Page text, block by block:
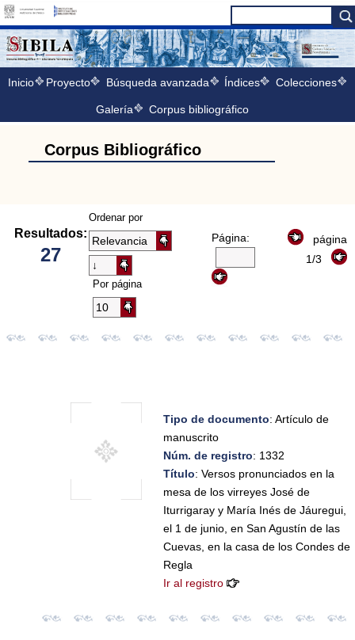
Inicio Proyecto Búsqueda avanzada Índices Colecciones
Galería Corpus bibliográfico
Corpus Bibliográfico
Resultados:
27
Ordenar por
Por página
Página:
página
1/3
Tipo de documento: Artículo de
manuscrito
Núm. de registro: 1332
Título: Versos pronunciados en la
mesa de los virreyes José de
Iturrigaray y María Inés de Jáuregui,
el 1 de junio, en San Agustín de las
Cuevas, en la casa de los Condes de
Regla
Ir al registro